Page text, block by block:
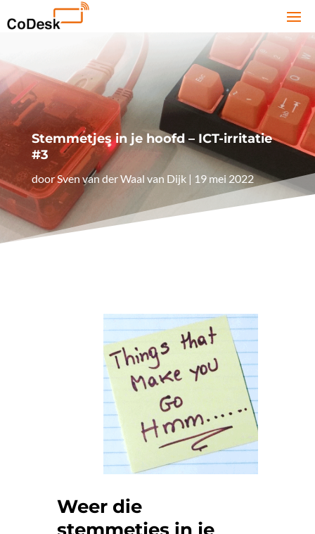
Stemmetjes in je hoofd – ICT-irritatie
#3
doorSven van der Waal van Dijk| 19 mei 2022
Weer die
stemmetjes in je